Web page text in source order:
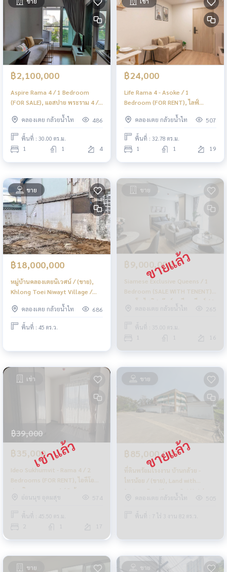
฿2,100,000
Aspire Rama 4 / 1 Bedroom
(FOR SALE), แอสปาย พระราม 4 /
1 ห้องนอน (ขาย) HL2010
คลองเตย กล้วยน้ำไท
486
พื้นที่ : 30.00 ตร.ม.
1 1 4
฿24,000
Life Rama 4 - Asoke / 1
Bedroom (FOR RENT), ไลฟ์
พระราม 4 - อโศก / 1 ห้องนอน (ให้
เช่า) DO578
คลองเตย กล้วยน้ำไท 507
พื้นที่ : 32.78 ตร.ม.
1 1 19
ขาย
฿18,000,000
หมู่บ้านคลองเตยนิเวศน์ / (ขาย),
Khlong Toei Niwayt Village /
คลองเตย กล้วยน้ำไท
686
พื้นที่ : 45 ตร.ว.
ขาย
฿9,000,000
Siamese Exclusive Queens / 1
Bedroom (SALE WITH TENENT),
คอนโด ไซมิส เอ๊กซ์คลูซีพ ควีนส์ / 1
ห้องนอน (ขายพร้อมผู้เช่า) BJ044
คลองเตย กล้วยน้ำไท 265
พื้นที่ : 35.00 ตร.ม.
1 1 16
เช่า
฿39,000
฿35,000
Ideo Sukhumvit - Rama 4 / 2
Bedrooms (FOR RENT), ไอดีโอ
สุขุมวิท - พระราม 4 / 2 ห้องนอน
(ให้เช่า) HL1898
อ่อนนุช อุดมสุข 574
พื้นที่ : 45.50 ตร.ม.
2 1 17
ขาย
฿85,000,000
ที่ดินพร้อมโรงงาน บ้านกล้วย -
ไทรน้อย / (ขาย), Land with
factory Ban Kluay - Sai Noi /
(SALE) STONE769
คลองเตย กล้วยน้ำไท 505
พื้นที่ : 7 ไร่ 3 งาน 82 ตร.ว.
ขาย ขาย